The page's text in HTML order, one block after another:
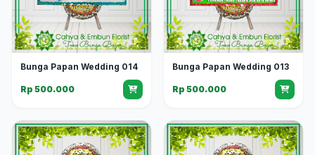
Bunga Papan Wedding 014
Rp 500.000
Bunga Papan Wedding 013
Rp 500.000